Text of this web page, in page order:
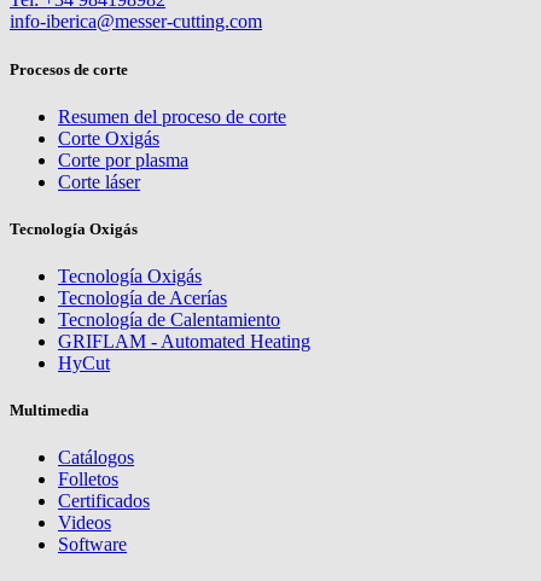
info-iberica@messer-cutting.com
Procesos de corte
Resumen del proceso de corte
Corte Oxigás
Corte por plasma
Corte láser
Tecnología Oxigás
Tecnología Oxigás
Tecnología de Acerías
Tecnología de Calentamiento
GRIFLAM - Automated Heating
HyCut
Multimedia
Catálogos
Folletos
Certificados
Videos
Software